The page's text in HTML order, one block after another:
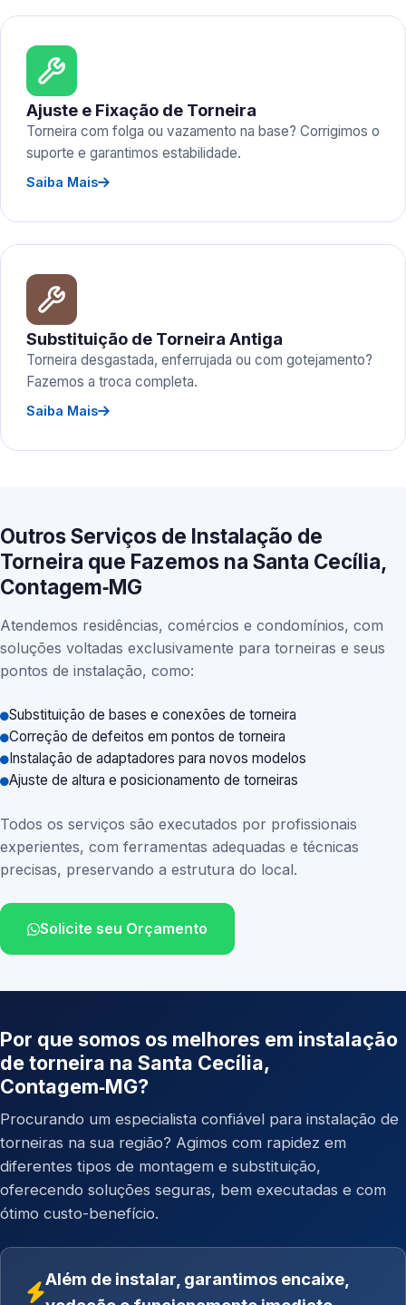
Ajuste e Fixação de Torneira
Torneira com folga ou vazamento na base? Corrigimos o
suporte e garantimos estabilidade.
Saiba Mais
Substituição de Torneira Antiga
Torneira desgastada, enferrujada ou com gotejamento?
Fazemos a troca completa.
Saiba Mais
Outros Serviços de Instalação de
Torneira que Fazemos na Santa Cecília,
Contagem‑MG
Atendemos residências, comércios e condomínios, com
soluções voltadas exclusivamente para torneiras e seus
pontos de instalação, como:
Substituição de bases e conexões de torneira
Correção de defeitos em pontos de torneira
Instalação de adaptadores para novos modelos
Ajuste de altura e posicionamento de torneiras
Todos os serviços são executados por profissionais
experientes, com ferramentas adequadas e técnicas
precisas, preservando a estrutura do local.
Solicite seu Orçamento
Por que somos os melhores em instalação
de torneira na Santa Cecília,
Contagem‑MG?
Procurando um especialista confiável para instalação de
torneiras na sua região? Agimos com rapidez em
diferentes tipos de montagem e substituição,
oferecendo soluções seguras, bem executadas e com
ótimo custo-benefício.
Além de instalar, garantimos encaixe,